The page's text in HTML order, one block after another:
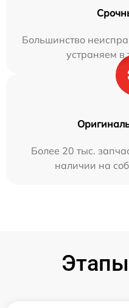
Большинство
устраняем в
Более 20 тыс.
наличии на